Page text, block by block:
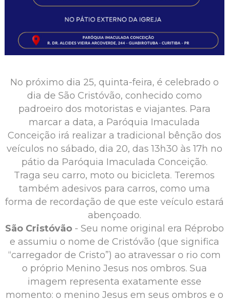
No próximo dia 25, quinta-feira, é celebrado o
dia de São Cristóvão, conhecido como
padroeiro dos motoristas e viajantes. Para
marcar a data, a Paróquia Imaculada
Conceição irá realizar a tradicional bênção dos
veículos no sábado, dia 20, das 13h30 às 17h no
pátio da Paróquia Imaculada Conceição.
Traga seu carro, moto ou bicicleta. Teremos
também adesivos para carros, como uma
forma de recordação de que este veículo estará
abençoado.
São Cristóvão- Seu nome original era Réprobo
e assumiu o nome de Cristóvão (que significa
“carregador de Cristo”) ao atravessar o rio com
o próprio Menino Jesus nos ombros. Sua
imagem representa exatamente esse
momento: o menino Jesus em seus ombros e o